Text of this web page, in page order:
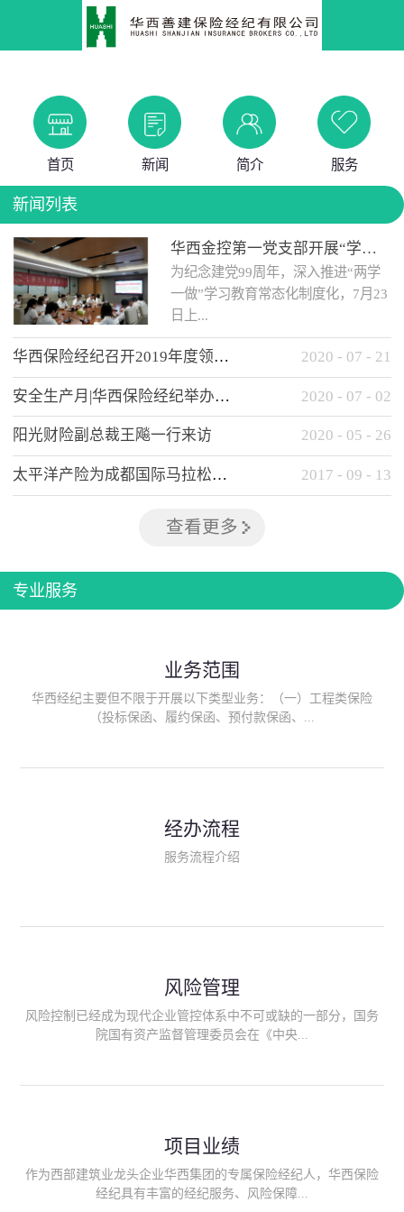
首页 新闻 简介 服务
新闻列表
华西金控第一党支部开展“学党史 知党情 做合格党员”主题教育工作会
为纪念建党99周年，深入推进“两学
一做”学习教育常态化制度化，7月23
日上...
午，华西金控第一党支部举办了“学
党史、知党情、...
华西保险经纪召开2019年度领导班子述职考核工作会 2020 - 07 - 21
安全生产月|华西保险经纪举办应急消防安全知识培训 2020 - 07 - 02
阳光财险副总裁王飚一行来访 2020 - 05 - 26
太平洋产险为成都国际马拉松提供全方位保险保障 2017 - 09 - 13
查看更多
专业服务
业务范围
华西经纪主要但不限于开展以下类型业务：（一）工程类保险
（投标保函、履约保函、预付款保函、...
险、政府公共安全责任保险/自然灾害公众责任保险、精神病监护
人责任险、首台套/首版次保险、科技保险等）；（三）传统财产
险产品；（六）保险招投标业务。随着业务的开展，华西经纪会
供专业、优质的保险经纪服务。
经办流程
服务流程介绍
风险管理
风险控制已经成为现代企业管控体系中不可或缺的一部分，国务
院国有资产监督管理委员会在《中央...
能够为客户降低风险管理成本，提高经营效率；能够为企业提供
从风险评估、风险分析、风险防范、风险转移到灾后防损、索赔
等全方位、全过程、专家式的服务，拓展和深化由保险公司提供
项目业绩
作为西部建筑业龙头企业华西集团的专属保险经纪人，华西保险
经纪具有丰富的经纪服务、风险保障...